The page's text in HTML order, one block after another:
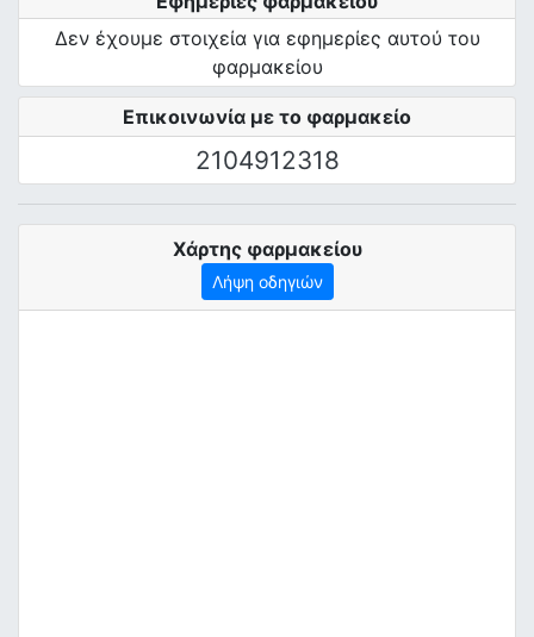
Επικοινωνία με το φαρμακείο
2104912318
Δεν έχουμε στοιχεία για εφημερίες αυτού του
φαρμακείου
Χάρτης φαρμακείου
Λήψη οδηγιών